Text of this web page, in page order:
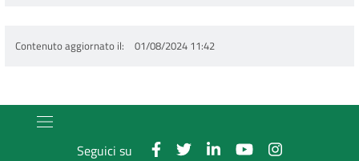
Contenuto aggiornato il 01/08/2024 11:42
Seguici su